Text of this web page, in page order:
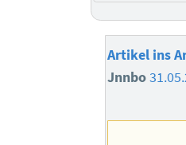
Artikel ins
Jnnbo